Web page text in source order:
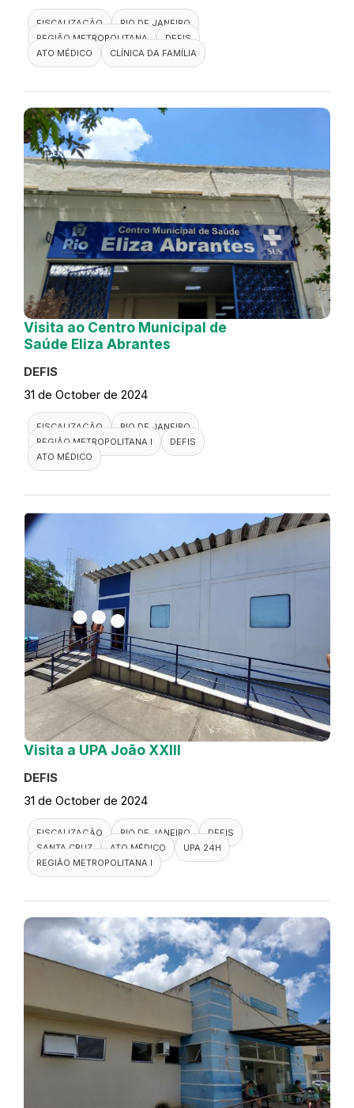
FISCALIZAÇÃO
RIO DE JANEIRO
REGIÃO METROPOLITANA
DEFIS
ATO MÉDICO
CLÍNICA DA FAMÍLIA
Visita ao Centro Municipal de
Saúde Eliza Abrantes
DEFIS
31 de October de 2024
FISCALIZAÇÃO
RIO DE JANEIRO
REGIÃO METROPOLITANA I
DEFIS
ATO MÉDICO
Visita a UPA João XXIII
DEFIS
31 de October de 2024
FISCALIZAÇÃO RIO DE JANEIRO
DEFIS
SANTA CRUZ
ATO MÉDICO
UPA 24H
REGIÃO METROPOLITANA I